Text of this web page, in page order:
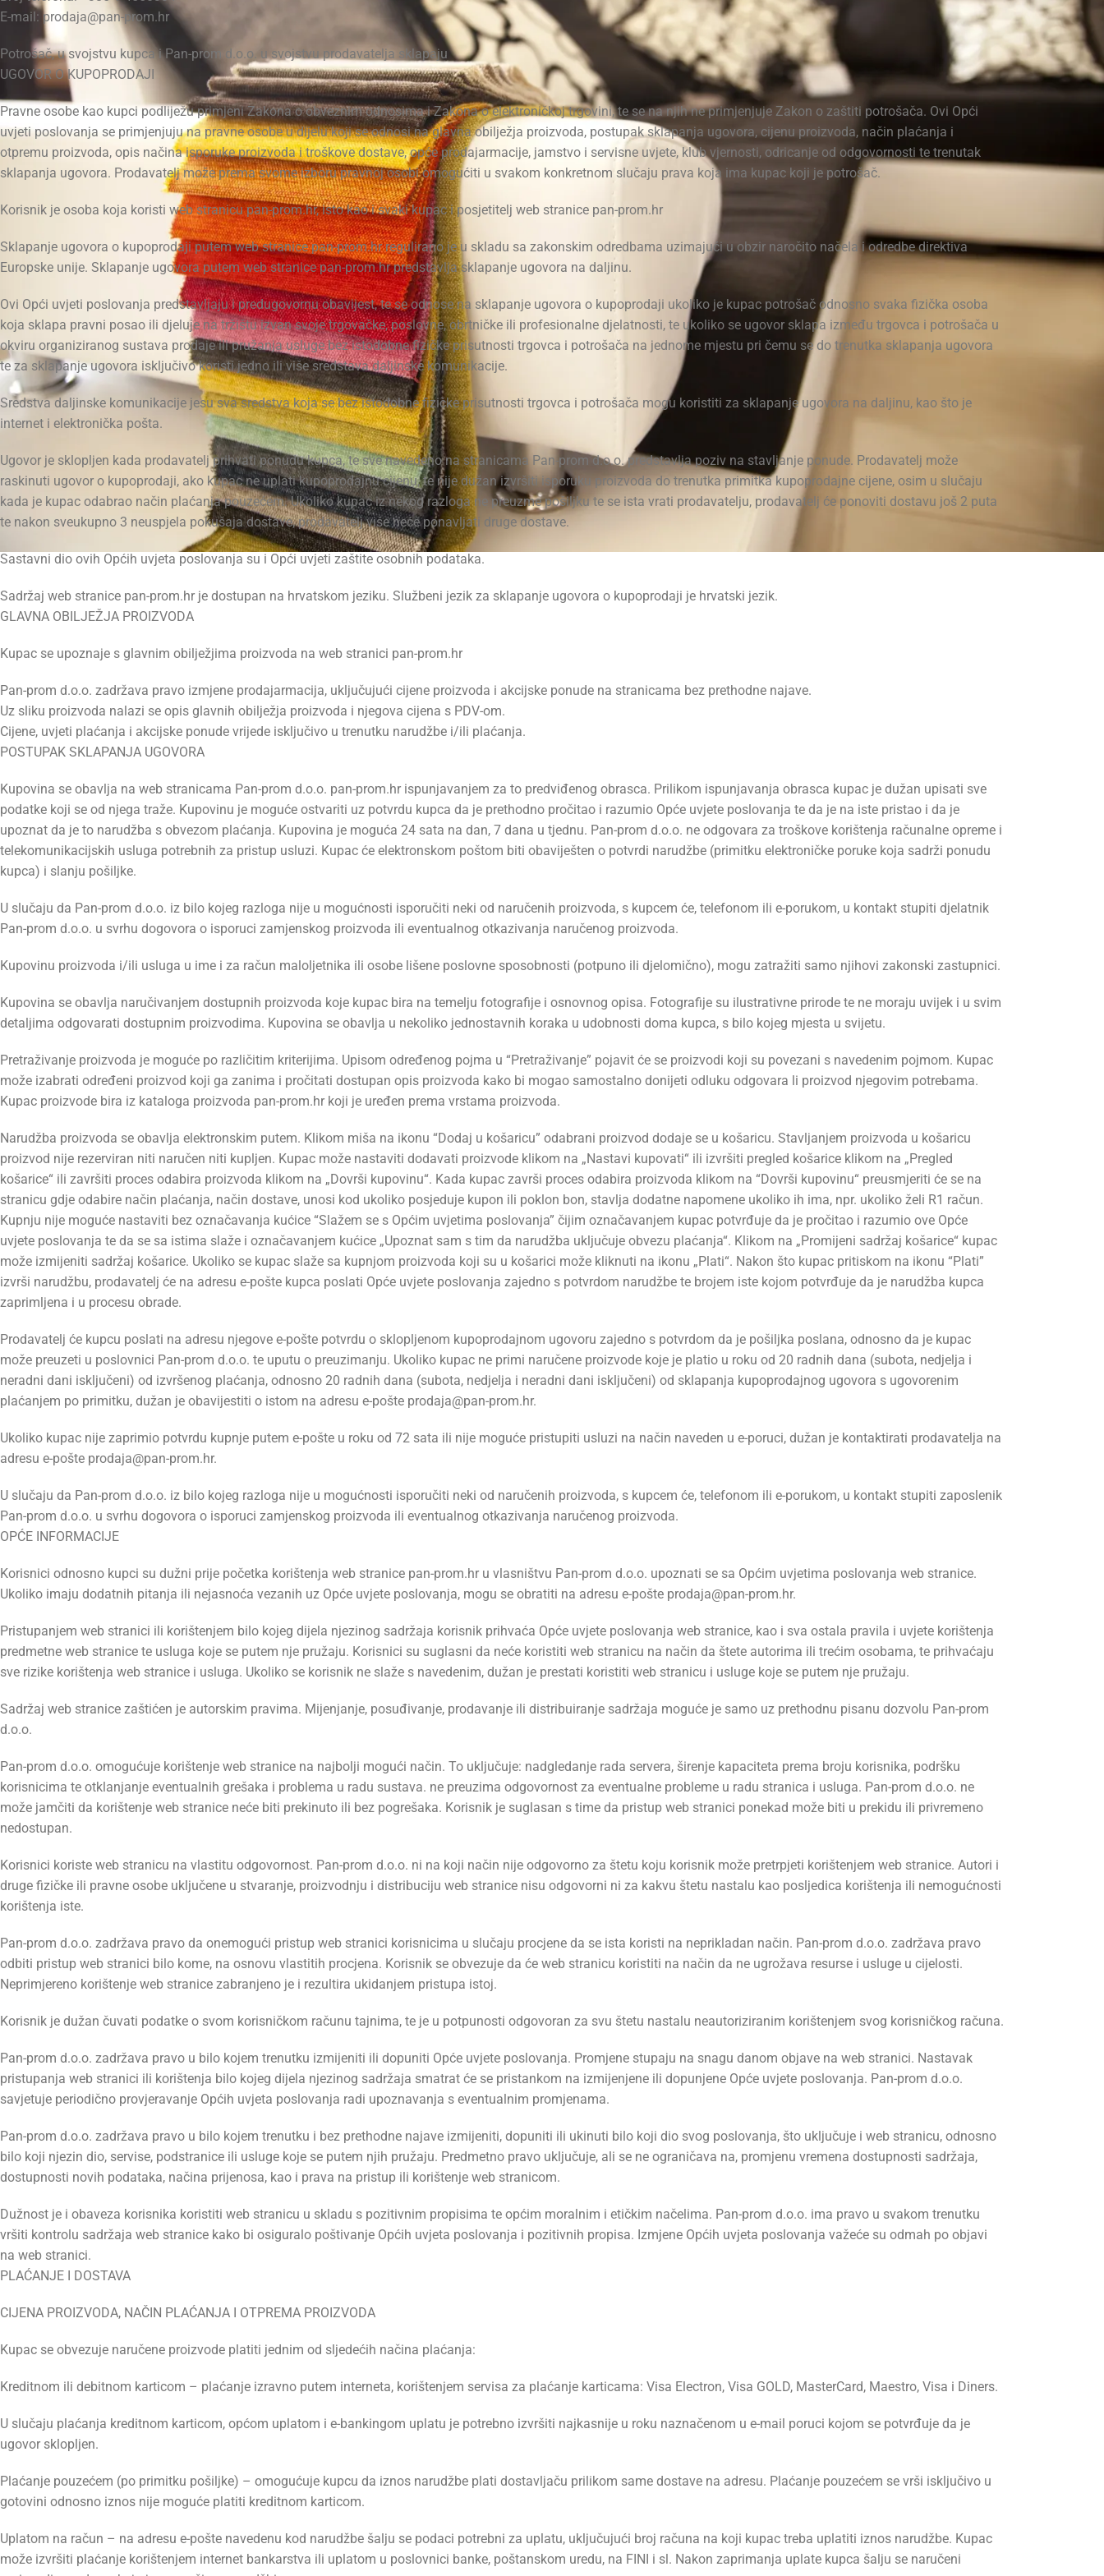
E-mail: prodaja@pan-prom.hr
Potrošač, u svojstvu kupca i Pan-prom d.o.o. u svojstvu prodavatelja sklapaju
UGOVOR O KUPOPRODAJI
Pravne osobe kao kupci podliježu primjeni Zakona o obveznim odnosima i Zakona o elektroničkoj trgovini, te se na njih ne primjenjuje Zakon o zaštiti potrošača. Ovi Opći
uvjeti poslovanja se primjenjuju na pravne osobe u dijelu koji se odnosi na glavna obilježja proizvoda, postupak sklapanja ugovora, cijenu proizvoda, način plaćanja i
otpremu proizvoda, opis načina isporuke proizvoda i troškove dostave, opće prodajarmacije, jamstvo i servisne uvjete, klub vjernosti, odricanje od odgovornosti te trenutak
sklapanja ugovora. Prodavatelj može prema svome izboru pravnoj osobi omogućiti u svakom konkretnom slučaju prava koja ima kupac koji je potrošač.
Korisnik je osoba koja koristi web stranicu pan-prom.hr, isto kao i svaki kupac i posjetitelj web stranice pan-prom.hr
Sklapanje ugovora o kupoprodaji putem web stranice pan-prom.hr regulirano je u skladu sa zakonskim odredbama uzimajući u obzir naročito načela i odredbe direktiva
Europske unije. Sklapanje ugovora putem web stranice pan-prom.hr predstavlja sklapanje ugovora na daljinu.
Ovi Opći uvjeti poslovanja predstavljaju i predugovornu obavijest, te se odnose na sklapanje ugovora o kupoprodaji ukoliko je kupac potrošač odnosno svaka fizička osoba
koja sklapa pravni posao ili djeluje na tržištu izvan svoje trgovačke, poslovne, obrtničke ili profesionalne djelatnosti, te ukoliko se ugovor sklapa između trgovca i potrošača u
okviru organiziranog sustava prodaje ili pružanja usluge bez istodobne fizičke prisutnosti trgovca i potrošača na jednome mjestu pri čemu se do trenutka sklapanja ugovora
te za sklapanje ugovora isključivo koristi jedno ili više sredstava daljinske komunikacije.
Sredstva daljinske komunikacije jesu sva sredstva koja se bez istodobne fizičke prisutnosti trgovca i potrošača mogu koristiti za sklapanje ugovora na daljinu, kao što je
internet i elektronička pošta.
Ugovor je sklopljen kada prodavatelj prihvati ponudu kupca, te sve navedeno na stranicama Pan-prom d.o.o. predstavlja poziv na stavljanje ponude. Prodavatelj može
raskinuti ugovor o kupoprodaji, ako kupac ne uplati kupoprodajnu cijenu, te nije dužan izvršiti isporuku proizvoda do trenutka primitka kupoprodajne cijene, osim u slučaju
kada je kupac odabrao način plaćanja pouzećem. Ukoliko kupac iz nekog razloga ne preuzme pošiljku te se ista vrati prodavatelju, prodavatelj će ponoviti dostavu još 2 puta
te nakon sveukupno 3 neuspjela pokušaja dostave, prodavatelj više neće ponavljati druge dostave.
Sastavni dio ovih Općih uvjeta poslovanja su i Opći uvjeti zaštite osobnih podataka.
Sadržaj web stranice pan-prom.hr je dostupan na hrvatskom jeziku. Službeni jezik za sklapanje ugovora o kupoprodaji je hrvatski jezik.
GLAVNA OBILJEŽJA PROIZVODA
Kupac se upoznaje s glavnim obilježjima proizvoda na web stranici pan-prom.hr
Pan-prom d.o.o. zadržava pravo izmjene prodajarmacija, uključujući cijene proizvoda i akcijske ponude na stranicama bez prethodne najave.
Uz sliku proizvoda nalazi se opis glavnih obilježja proizvoda i njegova cijena s PDV-om.
Cijene, uvjeti plaćanja i akcijske ponude vrijede isključivo u trenutku narudžbe i/ili plaćanja.
POSTUPAK SKLAPANJA UGOVORA
Kupovina se obavlja na web stranicama Pan-prom d.o.o. pan-prom.hr ispunjavanjem za to predviđenog obrasca. Prilikom ispunjavanja obrasca kupac je dužan upisati sve
podatke koji se od njega traže. Kupovinu je moguće ostvariti uz potvrdu kupca da je prethodno pročitao i razumio Opće uvjete poslovanja te da je na iste pristao i da je
upoznat da je to narudžba s obvezom plaćanja. Kupovina je moguća 24 sata na dan, 7 dana u tjednu. Pan-prom d.o.o. ne odgovara za troškove korištenja računalne opreme i
telekomunikacijskih usluga potrebnih za pristup usluzi. Kupac će elektronskom poštom biti obaviješten o potvrdi narudžbe (primitku elektroničke poruke koja sadrži ponudu
kupca) i slanju pošiljke.
U slučaju da Pan-prom d.o.o. iz bilo kojeg razloga nije u mogućnosti isporučiti neki od naručenih proizvoda, s kupcem će, telefonom ili e-porukom, u kontakt stupiti djelatnik
Pan-prom d.o.o. u svrhu dogovora o isporuci zamjenskog proizvoda ili eventualnog otkazivanja naručenog proizvoda.
Kupovinu proizvoda i/ili usluga u ime i za račun maloljetnika ili osobe lišene poslovne sposobnosti (potpuno ili djelomično), mogu zatražiti samo njihovi zakonski zastupnici.
Kupovina se obavlja naručivanjem dostupnih proizvoda koje kupac bira na temelju fotografije i osnovnog opisa. Fotografije su ilustrativne prirode te ne moraju uvijek i u svim
detaljima odgovarati dostupnim proizvodima. Kupovina se obavlja u nekoliko jednostavnih koraka u udobnosti doma kupca, s bilo kojeg mjesta u svijetu.
Pretraživanje proizvoda je moguće po različitim kriterijima. Upisom određenog pojma u “Pretraživanje” pojavit će se proizvodi koji su povezani s navedenim pojmom. Kupac
može izabrati određeni proizvod koji ga zanima i pročitati dostupan opis proizvoda kako bi mogao samostalno donijeti odluku odgovara li proizvod njegovim potrebama.
Kupac proizvode bira iz kataloga proizvoda pan-prom.hr koji je uređen prema vrstama proizvoda.
Narudžba proizvoda se obavlja elektronskim putem. Klikom miša na ikonu “Dodaj u košaricu” odabrani proizvod dodaje se u košaricu. Stavljanjem proizvoda u košaricu
proizvod nije rezerviran niti naručen niti kupljen. Kupac može nastaviti dodavati proizvode klikom na „Nastavi kupovati“ ili izvršiti pregled košarice klikom na „Pregled
košarice“ ili završiti proces odabira proizvoda klikom na „Dovrši kupovinu“. Kada kupac završi proces odabira proizvoda klikom na “Dovrši kupovinu“ preusmjeriti će se na
stranicu gdje odabire način plaćanja, način dostave, unosi kod ukoliko posjeduje kupon ili poklon bon, stavlja dodatne napomene ukoliko ih ima, npr. ukoliko želi R1 račun.
Kupnju nije moguće nastaviti bez označavanja kućice “Slažem se s Općim uvjetima poslovanja” čijim označavanjem kupac potvrđuje da je pročitao i razumio ove Opće
uvjete poslovanja te da se sa istima slaže i označavanjem kućice „Upoznat sam s tim da narudžba uključuje obvezu plaćanja“. Klikom na „Promijeni sadržaj košarice“ kupac
može izmijeniti sadržaj košarice. Ukoliko se kupac slaže sa kupnjom proizvoda koji su u košarici može kliknuti na ikonu „Plati“. Nakon što kupac pritiskom na ikonu “Plati”
izvrši narudžbu, prodavatelj će na adresu e-pošte kupca poslati Opće uvjete poslovanja zajedno s potvrdom narudžbe te brojem iste kojom potvrđuje da je narudžba kupca
zaprimljena i u procesu obrade.
Prodavatelj će kupcu poslati na adresu njegove e-pošte potvrdu o sklopljenom kupoprodajnom ugovoru zajedno s potvrdom da je pošiljka poslana, odnosno da je kupac
može preuzeti u poslovnici Pan-prom d.o.o. te uputu o preuzimanju. Ukoliko kupac ne primi naručene proizvode koje je platio u roku od 20 radnih dana (subota, nedjelja i
neradni dani isključeni) od izvršenog plaćanja, odnosno 20 radnih dana (subota, nedjelja i neradni dani isključeni) od sklapanja kupoprodajnog ugovora s ugovorenim
plaćanjem po primitku, dužan je obavijestiti o istom na adresu e-pošte prodaja@pan-prom.hr.
Ukoliko kupac nije zaprimio potvrdu kupnje putem e-pošte u roku od 72 sata ili nije moguće pristupiti usluzi na način naveden u e-poruci, dužan je kontaktirati prodavatelja na
adresu e-pošte prodaja@pan-prom.hr.
U slučaju da Pan-prom d.o.o. iz bilo kojeg razloga nije u mogućnosti isporučiti neki od naručenih proizvoda, s kupcem će, telefonom ili e-porukom, u kontakt stupiti zaposlenik
Pan-prom d.o.o. u svrhu dogovora o isporuci zamjenskog proizvoda ili eventualnog otkazivanja naručenog proizvoda.
OPĆE INFORMACIJE
Korisnici odnosno kupci su dužni prije početka korištenja web stranice pan-prom.hr u vlasništvu Pan-prom d.o.o. upoznati se sa Općim uvjetima poslovanja web stranice.
Ukoliko imaju dodatnih pitanja ili nejasnoća vezanih uz Opće uvjete poslovanja, mogu se obratiti na adresu e-pošte prodaja@pan-prom.hr.
Pristupanjem web stranici ili korištenjem bilo kojeg dijela njezinog sadržaja korisnik prihvaća Opće uvjete poslovanja web stranice, kao i sva ostala pravila i uvjete korištenja
predmetne web stranice te usluga koje se putem nje pružaju. Korisnici su suglasni da neće koristiti web stranicu na način da štete autorima ili trećim osobama, te prihvaćaju
sve rizike korištenja web stranice i usluga. Ukoliko se korisnik ne slaže s navedenim, dužan je prestati koristiti web stranicu i usluge koje se putem nje pružaju.
Sadržaj web stranice zaštićen je autorskim pravima. Mijenjanje, posuđivanje, prodavanje ili distribuiranje sadržaja moguće je samo uz prethodnu pisanu dozvolu Pan-prom
d.o.o.
Pan-prom d.o.o. omogućuje korištenje web stranice na najbolji mogući način. To uključuje: nadgledanje rada servera, širenje kapaciteta prema broju korisnika, podršku
korisnicima te otklanjanje eventualnih grešaka i problema u radu sustava. ne preuzima odgovornost za eventualne probleme u radu stranica i usluga. Pan-prom d.o.o. ne
može jamčiti da korištenje web stranice neće biti prekinuto ili bez pogrešaka. Korisnik je suglasan s time da pristup web stranici ponekad može biti u prekidu ili privremeno
nedostupan.
Korisnici koriste web stranicu na vlastitu odgovornost. Pan-prom d.o.o. ni na koji način nije odgovorno za štetu koju korisnik može pretrpjeti korištenjem web stranice. Autori i
druge fizičke ili pravne osobe uključene u stvaranje, proizvodnju i distribuciju web stranice nisu odgovorni ni za kakvu štetu nastalu kao posljedica korištenja ili nemogućnosti
korištenja iste.
Pan-prom d.o.o. zadržava pravo da onemogući pristup web stranici korisnicima u slučaju procjene da se ista koristi na neprikladan način. Pan-prom d.o.o. zadržava pravo
odbiti pristup web stranici bilo kome, na osnovu vlastitih procjena. Korisnik se obvezuje da će web stranicu koristiti na način da ne ugrožava resurse i usluge u cijelosti.
Neprimjereno korištenje web stranice zabranjeno je i rezultira ukidanjem pristupa istoj.
Korisnik je dužan čuvati podatke o svom korisničkom računu tajnima, te je u potpunosti odgovoran za svu štetu nastalu neautoriziranim korištenjem svog korisničkog računa.
Pan-prom d.o.o. zadržava pravo u bilo kojem trenutku izmijeniti ili dopuniti Opće uvjete poslovanja. Promjene stupaju na snagu danom objave na web stranici. Nastavak
pristupanja web stranici ili korištenja bilo kojeg dijela njezinog sadržaja smatrat će se pristankom na izmijenjene ili dopunjene Opće uvjete poslovanja. Pan-prom d.o.o.
savjetuje periodično provjeravanje Općih uvjeta poslovanja radi upoznavanja s eventualnim promjenama.
Pan-prom d.o.o. zadržava pravo u bilo kojem trenutku i bez prethodne najave izmijeniti, dopuniti ili ukinuti bilo koji dio svog poslovanja, što uključuje i web stranicu, odnosno
bilo koji njezin dio, servise, podstranice ili usluge koje se putem njih pružaju. Predmetno pravo uključuje, ali se ne ograničava na, promjenu vremena dostupnosti sadržaja,
dostupnosti novih podataka, načina prijenosa, kao i prava na pristup ili korištenje web stranicom.
Dužnost je i obaveza korisnika koristiti web stranicu u skladu s pozitivnim propisima te općim moralnim i etičkim načelima. Pan-prom d.o.o. ima pravo u svakom trenutku
vršiti kontrolu sadržaja web stranice kako bi osiguralo poštivanje Općih uvjeta poslovanja i pozitivnih propisa. Izmjene Općih uvjeta poslovanja važeće su odmah po objavi
na web stranici.
PLAĆANJE I DOSTAVA
CIJENA PROIZVODA, NAČIN PLAĆANJA I OTPREMA PROIZVODA
Kupac se obvezuje naručene proizvode platiti jednim od sljedećih načina plaćanja:
Kreditnom ili debitnom karticom – plaćanje izravno putem interneta, korištenjem servisa za plaćanje karticama: Visa Electron, Visa GOLD, MasterCard, Maestro, Visa i Diners.
U slučaju plaćanja kreditnom karticom, općom uplatom i e-bankingom uplatu je potrebno izvršiti najkasnije u roku naznačenom u e-mail poruci kojom se potvrđuje da je
ugovor sklopljen.
Plaćanje pouzećem (po primitku pošiljke) – omogućuje kupcu da iznos narudžbe plati dostavljaču prilikom same dostave na adresu. Plaćanje pouzećem se vrši isključivo u
gotovini odnosno iznos nije moguće platiti kreditnom karticom.
Uplatom na račun – na adresu e-pošte navedenu kod narudžbe šalju se podaci potrebni za uplatu, uključujući broj računa na koji kupac treba uplatiti iznos narudžbe. Kupac
može izvršiti plaćanje korištenjem internet bankarstva ili uplatom u poslovnici banke, poštanskom uredu, na FINI i sl. Nakon zaprimanja uplate kupca šalju se naručeni